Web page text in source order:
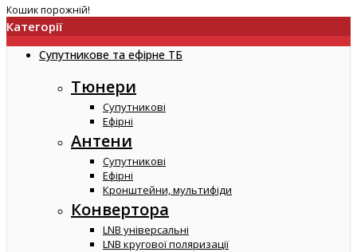
Кошик порожній!
Категорії
Супутникове та ефірне ТБ
Тюнери
Супутникові
Ефірні
Антени
Супутникові
Ефірні
Кронштейни, мультифіди
Конвертора
LNB універсальні
LNB кругової поляризації